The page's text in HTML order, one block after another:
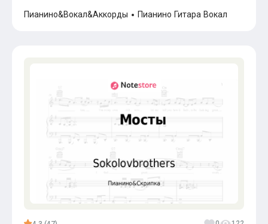
Пианино&Вокал&Аккорды Пианино Гитара Вокал